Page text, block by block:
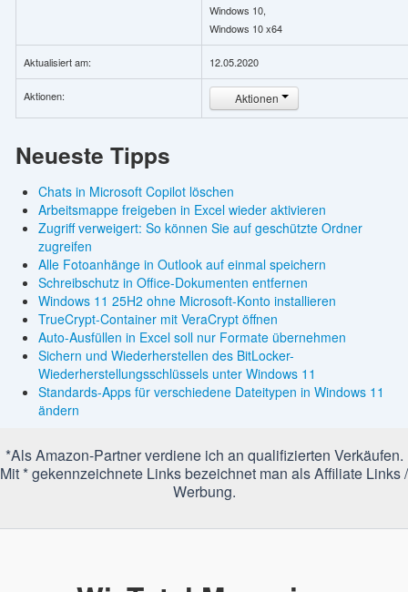
Windows 10,
Windows 10 x64
Aktualisiert am: 12.05.2020
Aktionen: Aktionen
Neueste Tipps
Chats in Microsoft Copilot löschen
Arbeitsmappe freigeben in Excel wieder aktivieren
Zugriff verweigert: So können Sie auf geschützte Ordner
zugreifen
Alle Fotoanhänge in Outlook auf einmal speichern
Schreibschutz in Office-Dokumenten entfernen
Windows 11 25H2 ohne Microsoft-Konto installieren
TrueCrypt-Container mit VeraCrypt öffnen
Auto-Ausfüllen in Excel soll nur Formate übernehmen
Sichern und Wiederherstellen des BitLocker-
Wiederherstellungsschlüssels unter Windows 11
Standards-Apps für verschiedene Dateitypen in Windows 11
ändern
*Als Amazon-Partner verdiene ich an qualifizierten Verkäufen.
Mit * gekennzeichnete Links bezeichnet man als Affiliate Links /
Werbung.